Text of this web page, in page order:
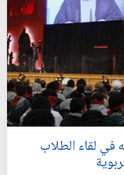
في لقاء الطلاب